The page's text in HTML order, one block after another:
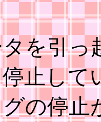
を引っ
止して
の停止